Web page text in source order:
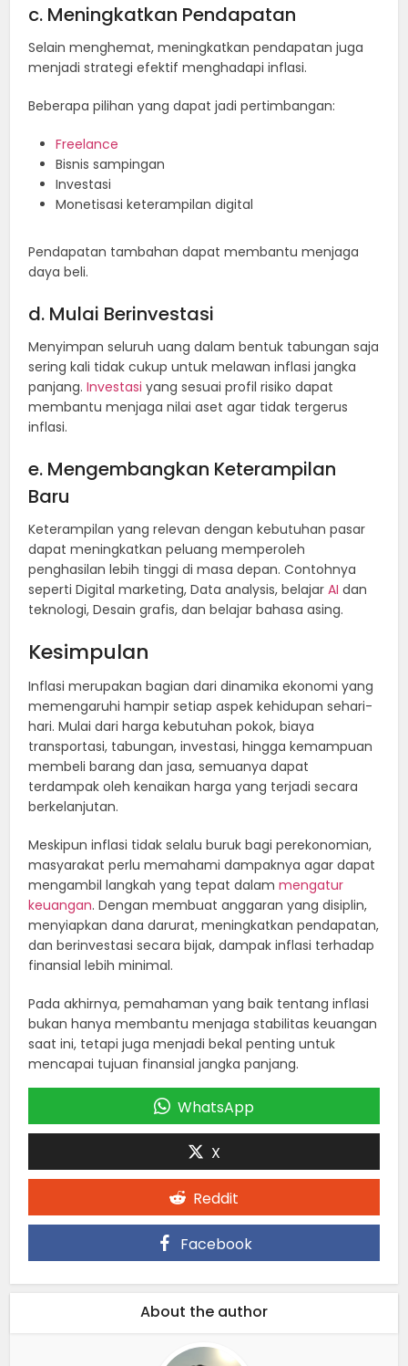
c. Meningkatkan Pendapatan
Selain menghemat, meningkatkan pendapatan juga
menjadi strategi efektif menghadapi inflasi.
Beberapa pilihan yang dapat jadi pertimbangan:
Freelance
Bisnis sampingan
Investasi
Monetisasi keterampilan digital
Pendapatan tambahan dapat membantu menjaga
daya beli.
d. Mulai Berinvestasi
Menyimpan seluruh uang dalam bentuk tabungan saja
sering kali tidak cukup untuk melawan inflasi jangka
panjang.Investasi yang sesuai profil risiko dapat
membantu menjaga nilai aset agar tidak tergerus
inflasi.
e. Mengembangkan Keterampilan
Baru
Keterampilan yang relevan dengan kebutuhan pasar
dapat meningkatkan peluang memperoleh
penghasilan lebih tinggi di masa depan. Contohnya
seperti Digital marketing, Data analysis, belajarAI dan
teknologi, Desain grafis, dan belajar bahasa asing.
Kesimpulan
Inflasi merupakan bagian dari dinamika ekonomi yang
memengaruhi hampir setiap aspek kehidupan sehari-
hari. Mulai dari harga kebutuhan pokok, biaya
transportasi, tabungan, investasi, hingga kemampuan
membeli barang dan jasa, semuanya dapat
terdampak oleh kenaikan harga yang terjadi secara
berkelanjutan.
Meskipun inflasi tidak selalu buruk bagi perekonomian,
masyarakat perlu memahami dampaknya agar dapat
mengambil langkah yang tepat dalammengatur
keuangan. Dengan membuat anggaran yang disiplin,
menyiapkan dana darurat, meningkatkan pendapatan,
dan berinvestasi secara bijak, dampak inflasi terhadap
finansial lebih minimal.
Pada akhirnya, pemahaman yang baik tentang inflasi
bukan hanya membantu menjaga stabilitas keuangan
saat ini, tetapi juga menjadi bekal penting untuk
mencapai tujuan finansial jangka panjang.
WhatsApp
X
Reddit
Facebook
About the author